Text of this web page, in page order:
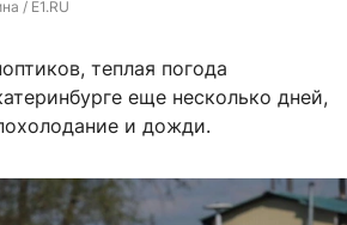
/ E1.RU
теплая погода
еще несколько дней,
и дожди.